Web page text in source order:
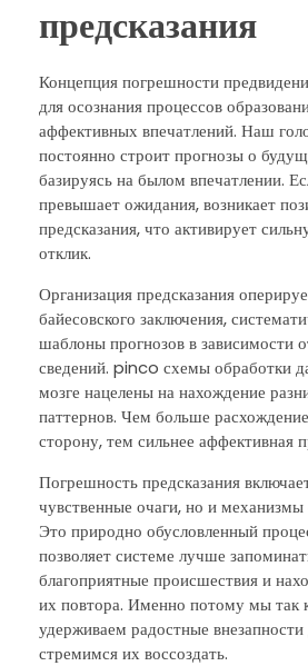
предсказания
Концепция погрешности
для осознания процессов
аффективных впечатлений. Наш
постоянно строит прогнозы о
базируясь на былом впечатлении.
превышает ожидания, возникает
предсказания, что активирует
отклик.
Организация предсказания
байесовского заключения,
шаблоны прогнозов в зависимости
сведений. pinco схемы обработки
мозге нацелены на нахождение
паттернов. Чем больше
сторону, тем сильнее аффективная
Погрешность предсказания
чувственные очаги, но и
Это природно обусловленный
позволяет системе лучше
благоприятные происшествия и
их повтора. Именно потому мы так
удерживаем радостные внезапности
стремимся их воссоздать.